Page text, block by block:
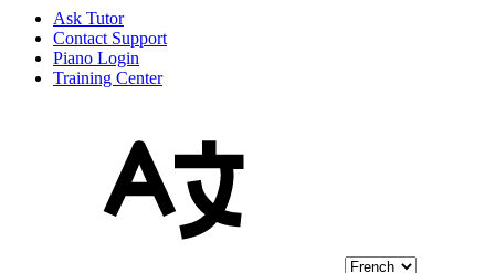
Ask Tutor
Contact Support
Piano Login
Training Center